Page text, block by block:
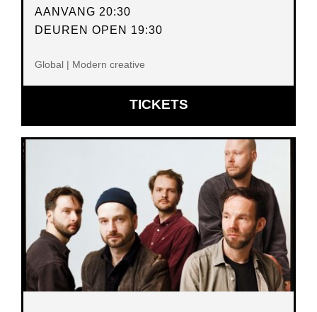
AANVANG 20:30
DEUREN OPEN 19:30
Global | Modern creative
TICKETSOPENT
IN
NIEUW
VENSTER